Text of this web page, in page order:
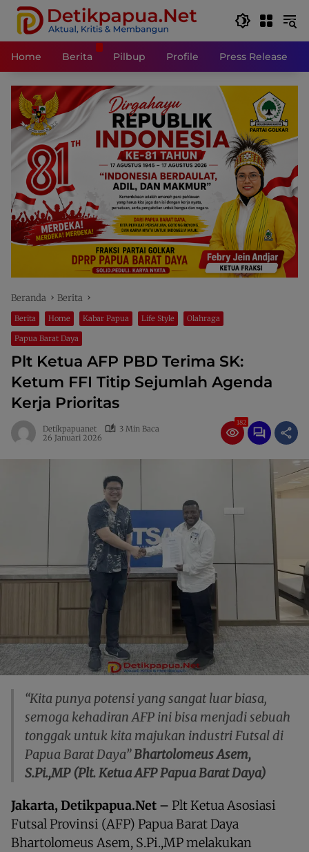
Langsung
konten
Home
Berita Pilbup Profile Press Release
Beranda Berita
Berita Home Kabar Papua Life Style Olahraga
Papua Barat Daya
Plt Ketua AFP PBD Terima SK:
Ketum FFI Titip Sejumlah Agenda
Kerja Prioritas
Detikpapuanet
3 Min Baca
26 Januari 2026
182
“Kita punya potensi yang sangat luar biasa,
semoga kehadiran AFP ini bisa menjadi sebuah
tonggak untuk kita majukan industri Futsal di
Papua Barat Daya”Bhartolomeus Asem,
S.Pi.,MP (Plt. Ketua AFP Papua Barat Daya)
Jakarta, Detikpapua.Net – Plt Ketua Asosiasi
Futsal Provinsi (AFP) Papua Barat Daya
Bhartolomeus Asem, S.Pi.,MP melakukan